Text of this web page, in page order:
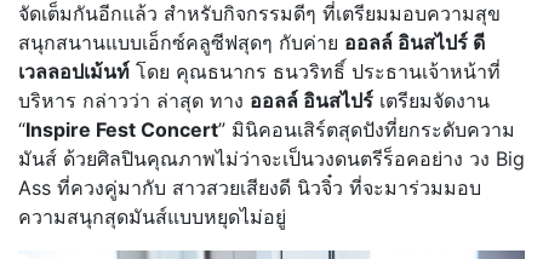
จัดเต็มกันอีกแล้ว สำหรับกิจกรรมดีๆ ที่เตรียมมอบความสุข
สนุกสนานแบบเอ็กซ์คลูซีฟสุดๆ กับค่าย ออลล์ อินสไปร์ ดี
เวลลอปเม้นท์ โดย คุณธนากร ธนวริทธิ์ ประธานเจ้าหน้าที่
บริหาร กล่าวว่า ล่าสุด ทาง ออลล์ อินสไปร์ เตรียมจัดงาน
“Inspire Fest Concert” มินิคอนเสิร์ตสุดปังที่ยกระดับความ
มันส์ ด้วยศิลปินคุณภาพไม่ว่าจะเป็นวงดนตรีร็อคอย่าง วง Big
Ass ที่ควงคู่มากับ สาวสวยเสียงดี นิวจิ๋ว ที่จะมาร่วมมอบ
ความสนุกสุดมันส์แบบหยุดไม่อยู่